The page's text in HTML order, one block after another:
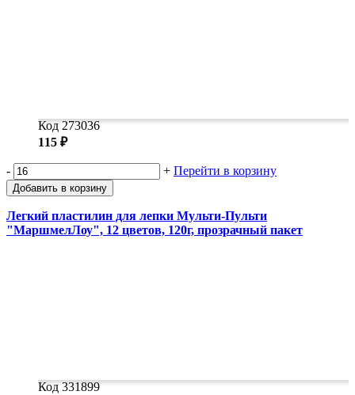
Код 273036
115 ₽
- + Перейти в корзину
Добавить в корзину
Легкий пластилин для лепки Мульти-Пульти
"МаршмелЛоу", 12 цветов, 120г, прозрачный пакет
Код 331899